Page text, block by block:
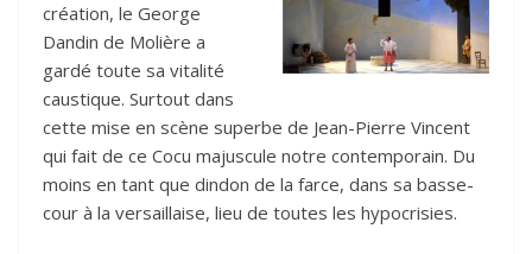
création, le George
Dandin de Molière a
gardé toute sa vitalité
caustique. Surtout dans
cette mise en scène superbe de Jean-Pierre Vincent
qui fait de ce Cocu majuscule notre contemporain. Du
moins en tant que dindon de la farce, dans sa basse-
cour à la versaillaise, lieu de toutes les hypocrisies.